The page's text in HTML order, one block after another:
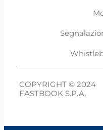
COPYRIGHT © 2024
FASTBOOK S.P.A.